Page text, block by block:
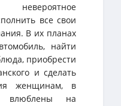
все свои
В их планах
найти
приобрести
и сделать
женщинам, в
влюблены на